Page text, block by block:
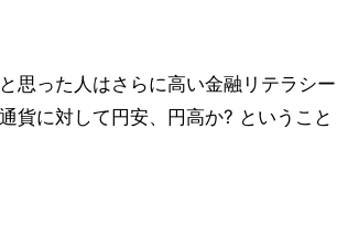
思った人はさらに高い金融リテラシー
貨に対して円安、円高か? ということ